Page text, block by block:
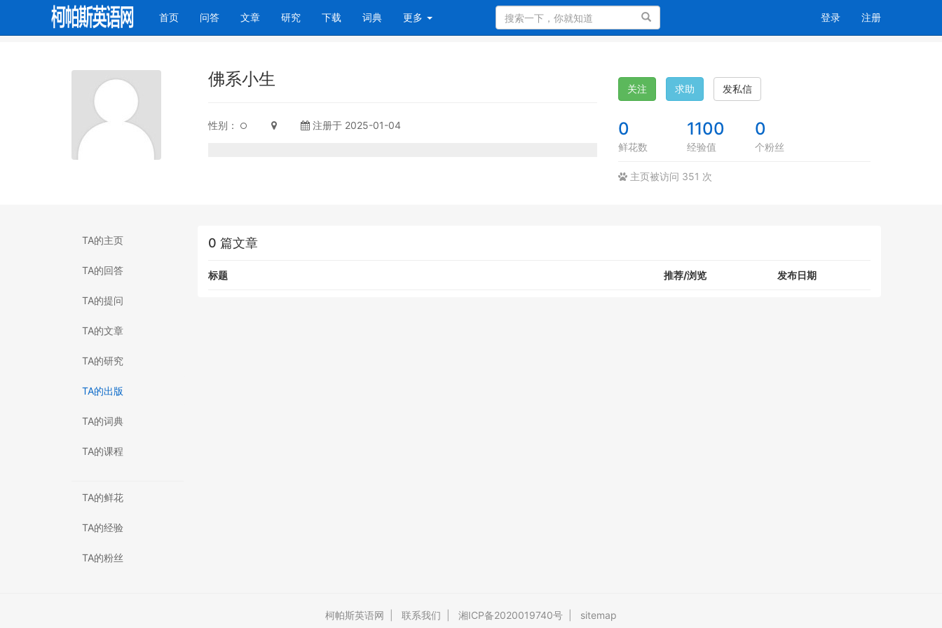
首页(current)
问答 文章 研究 下载 词典 更多 搜索 登录 注册
佛系小生
性别： 注册于 2025-01-04
关注 求助 发私信
0
鲜花数
1100
经验值
0
个粉丝
主页被访问 351 次
TA的主页
TA的回答
TA的提问
TA的文章
TA的研究
TA的出版
TA的词典
TA的课程
TA的鲜花
TA的经验
TA的粉丝
0 篇文章
标题 推荐/浏览 发布日期
柯帕斯英语网 联系我们 湘ICP备2020019740号 sitemap